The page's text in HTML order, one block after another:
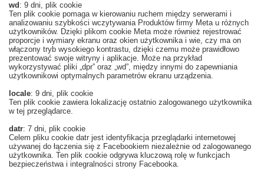
wd : 9 dni, plik cookie
Ten plik cookie pomaga w kierowaniu ruchem między serwerami i
analizowaniu szybkości wczytywania Produktów firmy Meta u różnych
użytkowników. Dzięki plikom cookie Meta może również rejestrować
proporcje i wymiary ekranu oraz okien użytkownika i wie, czy ma on
włączony tryb wysokiego kontrastu, dzięki czemu może prawidłowo
prezentować swoje witryny i aplikacje. Może na przykład
wykorzystywać pliki „dpr” oraz „wd”, między innymi do zapewniania
użytkownikowi optymalnych parametrów ekranu urządzenia.
locale: 9 dni, plik cookie
Ten plik cookie zawiera lokalizację ostatnio zalogowanego użytkownika
w tej przeglądarce.
datr: 7 dni, plik cookie
Celem pliku cookie datr jest identyfikacja przeglądarki internetowej
używanej do łączenia się z Facebookiem niezależnie od zalogowanego
użytkownika. Ten plik cookie odgrywa kluczową rolę w funkcjach
bezpieczeństwa i integralności strony Facebooka.